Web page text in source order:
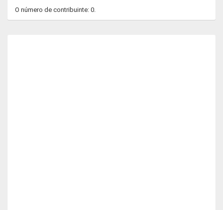
O número de contribuinte: 0.